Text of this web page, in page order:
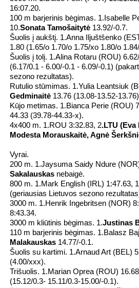
16:07.20.
100 m barjerinis bėgimas. 1.Isabelle
10.Sonata Tamošaitytė 13.92/-0.7.
Šuolis į aukštį. 1.Anna Iljuštšenko
1.80 (1.65/o 1.70/o 1.75/xo 1.80/o
Šuolis į tolį. 1.Alina Rotaru (ROU)
(6.17/0.1 - 6.00/-0.1 - 6.09/-0.1)
sezono rezultatas).
Rutulio stūmimas. 1.Yulia Leantsiuk
Gedminaitė 13.76 (13.08-13.52-
Kūjo metimas. 1.Bianca Perie (ROU)
44.33 (39.78-44.33-x).
4x400 m. 1.ROU 3:32.83, 2.LTU
Modesta Morauskaitė, Agnė
Vyrai.
200 m. 1.Jaysuma Saidy Ndure
Sakalauskas nebaigė.
800 m. 1.Mark English (IRL) 1:47.63,
(geriausias Lietuvos sezono
3000 m. 1.Henrik Ingebritsen (NOR)
8:43.34.
3000 m kliūtinis bėgimas. 1.Justinas
110 m barjerinis bėgimas. 1.Balasz
Malakauskas 14.77/-0.1.
Šuolis su kartimi. 1.Arnaud Art (BEL)
(4.00/xxx).
Trišuolis. 1.Marian Oprea (ROU)
(15.12/0.3- 15.11/0.3-15.00/-0.1).